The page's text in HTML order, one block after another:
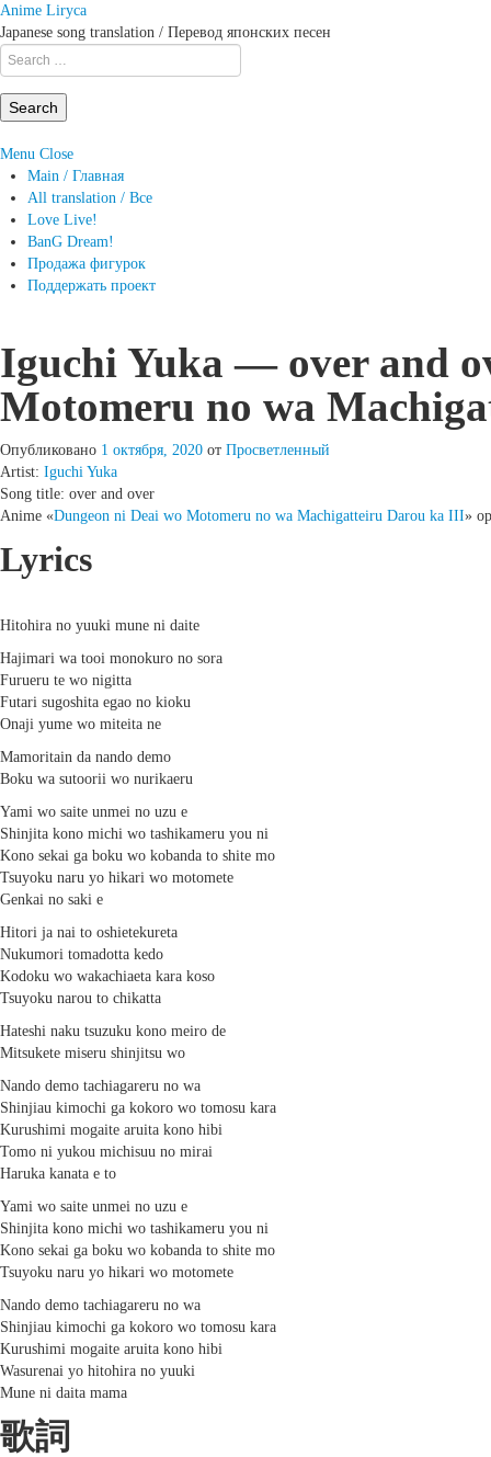
Anime Liryca
Japanese song translation / Перевод японских песен
Search
on:
Menu Close
Main / Главная
All translation / Все
Love Live!
BanG Dream!
Продажа фигурок
Поддержать проект
Iguchi Yuka — over and
Motomeru no wa
Опубликовано 1 октября, 2020 от Просветленный
Artist: Iguchi Yuka
Song title: over and over
Anime «Dungeon ni Deai wo Motomeru no wa Machigatteiru Darou ka III»
Lyrics
Hitohira no yuuki mune ni daite
Hajimari wa tooi monokuro no sora
Furueru te wo nigitta
Futari sugoshita egao no kioku
Onaji yume wo miteita ne
Mamoritain da nando demo
Boku wa sutoorii wo nurikaeru
Yami wo saite unmei no uzu e
Shinjita kono michi wo tashikameru you ni
Kono sekai ga boku wo kobanda to shite mo
Tsuyoku naru yo hikari wo motomete
Genkai no saki e
Hitori ja nai to oshietekureta
Nukumori tomadotta kedo
Kodoku wo wakachiaeta kara koso
Tsuyoku narou to chikatta
Hateshi naku tsuzuku kono meiro de
Mitsukete miseru shinjitsu wo
Nando demo tachiagareru no wa
Shinjiau kimochi ga kokoro wo tomosu kara
Kurushimi mogaite aruita kono hibi
Tomo ni yukou michisuu no mirai
Haruka kanata e to
Yami wo saite unmei no uzu e
Shinjita kono michi wo tashikameru you ni
Kono sekai ga boku wo kobanda to shite mo
Tsuyoku naru yo hikari wo motomete
Nando demo tachiagareru no wa
Shinjiau kimochi ga kokoro wo tomosu kara
Kurushimi mogaite aruita kono hibi
Wasurenai yo hitohira no yuuki
Mune ni daita mama
歌詞